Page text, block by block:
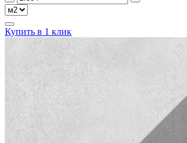
Купить в 1 клик